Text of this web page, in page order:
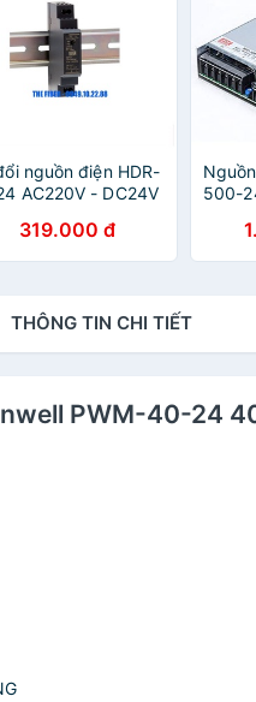
nguồn điện HDR-
AC220V - DC24V
- DIN Rail - Hãng
319.000 đ
500-
THÔNG TIN CHI TIẾT
PWM-40-24